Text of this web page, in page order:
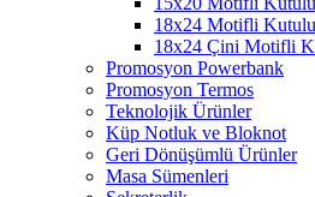
18x24 Motifli
18x24 Çini Motifli
Promosyon Powerbank
Promosyon Termos
Teknolojik Ürünler
Küp Notluk ve Bloknot
Geri Dönüşümlü Ürünler
Masa Sümenleri